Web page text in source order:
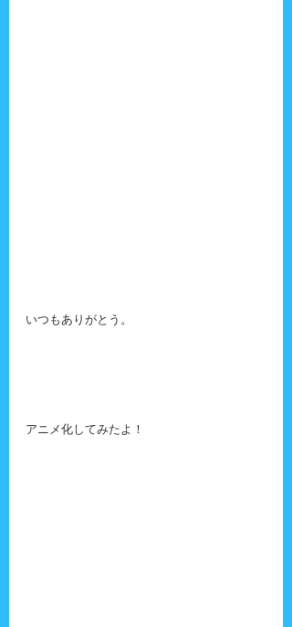
いつもありがとう。
アニメ化してみたよ！